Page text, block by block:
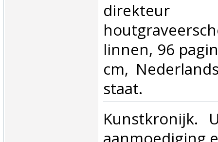
linnen, 96
cm,
staat.‎
‎Kunstkronijk.